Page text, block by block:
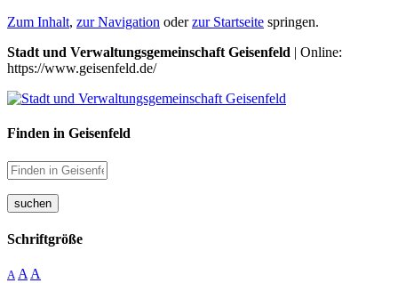
Zum Inhalt, zur Navigation oderzur Startseite springen.
Stadt und Verwaltungsgemeinschaft Geisenfeld | Online:
https://www.geisenfeld.de/
Finden in Geisenfeld
suchen
Schriftgröße
A A A